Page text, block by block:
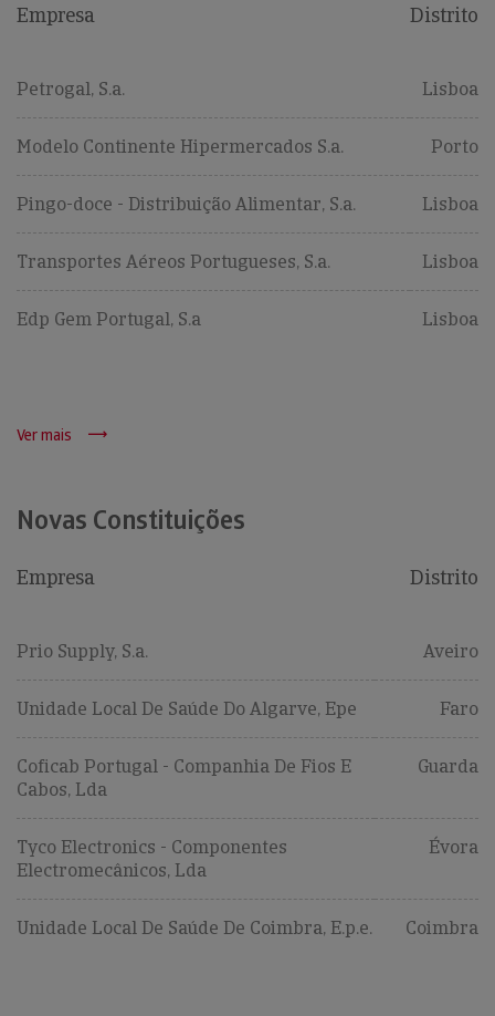
Empresa Distrito
Petrogal, S.a. Lisboa
Modelo Continente Hipermercados S.a. Porto
Pingo-doce - Distribuição Alimentar, S.a. Lisboa
Transportes Aéreos Portugueses, S.a. Lisboa
Edp Gem Portugal, S.a Lisboa
Ver mais
Novas Constituições
Empresa Distrito
Prio Supply, S.a. Aveiro
Unidade Local De Saúde Do Algarve, Epe Faro
Coficab Portugal - Companhia De Fios E
Cabos, Lda
Guarda
Tyco Electronics - Componentes
Electromecânicos, Lda
Évora
Unidade Local De Saúde De Coimbra, E.p.e. Coimbra